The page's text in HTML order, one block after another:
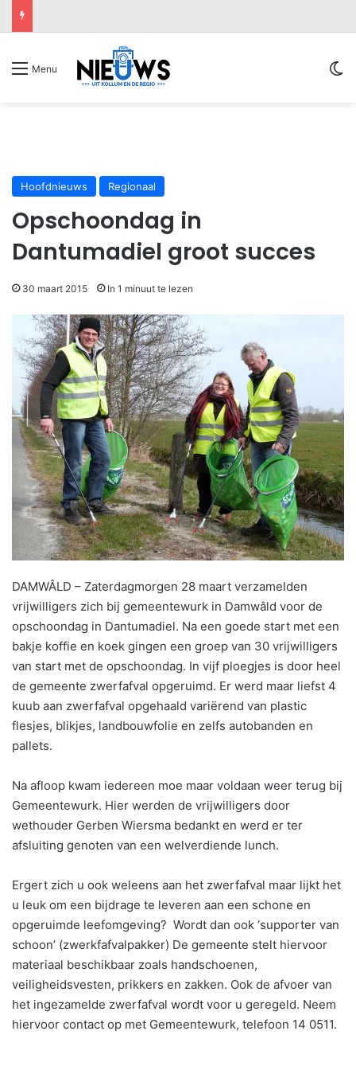
Menu
Hoofdnieuws Regionaal
Opschoondag in
Dantumadiel groot succes
30 maart 2015 In 1 minuut te lezen
DAMWÂLD – Zaterdagmorgen 28 maart verzamelden
vrijwilligers zich bij gemeentewurk in Damwâld voor de
opschoondag in Dantumadiel. Na een goede start met een
bakje koffie en koek gingen een groep van 30 vrijwilligers
van start met de opschoondag. In vijf ploegjes is door heel
de gemeente zwerfafval opgeruimd. Er werd maar liefst 4
kuub aan zwerfafval opgehaald variërend van plastic
flesjes, blikjes, landbouwfolie en zelfs autobanden en
pallets.
Na afloop kwam iedereen moe maar voldaan weer terug bij
Gemeentewurk. Hier werden de vrijwilligers door
wethouder Gerben Wiersma bedankt en werd er ter
afsluiting genoten van een welverdiende lunch.
Ergert zich u ook weleens aan het zwerfafval maar lijkt het
u leuk om een bijdrage te leveren aan een schone en
opgeruimde leefomgeving? Wordt dan ook ‘supporter van
schoon’ (zwerkfafvalpakker) De gemeente stelt hiervoor
materiaal beschikbaar zoals handschoenen,
veiligheidsvesten, prikkers en zakken. Ook de afvoer van
het ingezamelde zwerfafval wordt voor u geregeld. Neem
hiervoor contact op met Gemeentewurk, telefoon 14 0511.